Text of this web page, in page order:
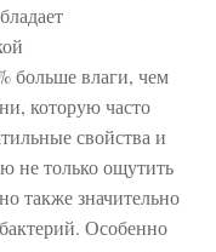
больше влаги, чем
которую часто
свойства и
не только ощутить
также значительно
Особенно